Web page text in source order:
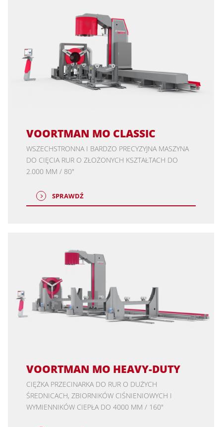
VOORTMAN MO CLASSIC
WSZECHSTRONNA I BARDZO PRECYZYJNA MASZYNA
DO CIĘCIA RUR O ZŁOŻONYCH KSZTAŁTACH DO
2.000 MM / 80"
SPRAWDŹ
VOORTMAN MO HEAVY-DUTY
CIĘŻKA PRZECINARKA DO RUR O DUŻYCH
ŚREDNICACH, ZBIORNIKÓW CIŚNIENIOWYCH I
WYMIENNIKÓW CIEPŁA DO 4000 MM / 160"